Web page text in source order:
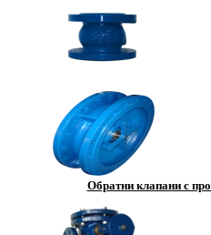
Серия NGA
Серия PRO NGA
Серия HF /Medium flow rates/
Серия HF /high flow rates/
Серия F
Серия AL-RED
Обратни клапани с